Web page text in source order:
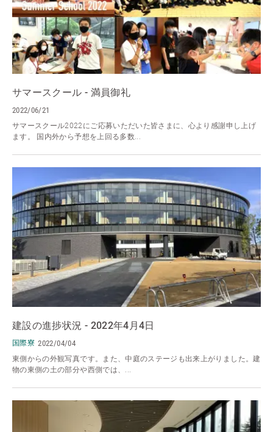
サマースクール - 満員御礼
2022/06/21
サマースクール2022にご応募いただいた皆さまに、心より感謝申し上げ
ます。 国内外から予想を上回る多数...
建設の進捗状況 - 2022年4月4日
国際寮 2022/04/04
東側からの外観写真です。また、中庭のステージも出来上がりました。建
物の東側の土の部分や西側では、...